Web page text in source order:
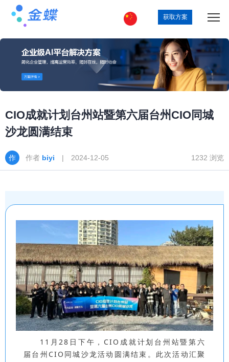
获取方案
CIO成就计划台州站暨第六届台州CIO同城
沙龙圆满结束
作者 biyi | 2024-12-05 1232 浏览
11月28日下午，CIO成就计划台州站暨第六
届台州CIO同城沙龙活动圆满结束。此次活动汇聚